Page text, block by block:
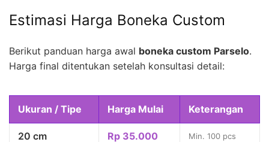
Estimasi Harga Boneka Custom
Berikut panduan harga awal boneka custom Parselo.
Harga final ditentukan setelah konsultasi detail:
Ukuran / Tipe Harga Mulai Keterangan
20 cm Rp 35.000 Min. 100 pcs